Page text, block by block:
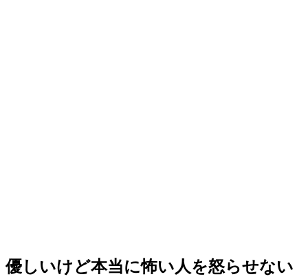
優しいけど本当に怖い人を怒らせない